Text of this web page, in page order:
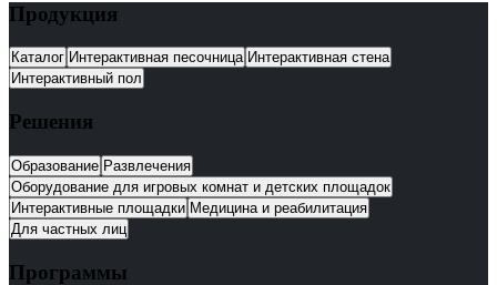
Продукция
Каталог Интерактивная песочница Интерактивная стена
Интерактивный пол
Решения
Образование Развлечения
Оборудование для игровых комнат и детских площадок
Интерактивные площадки Медицина и реабилитация
Для частных лиц
Программы